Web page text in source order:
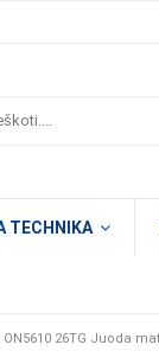
TECHNIKA
26TG Juoda